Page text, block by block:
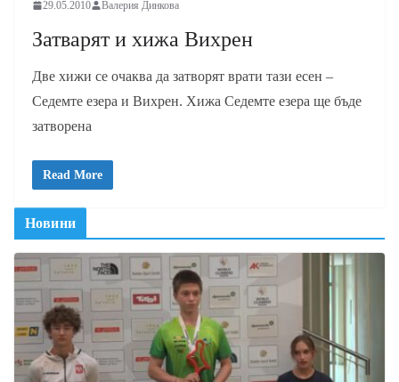
29.05.2010 Валерия Динкова
Затварят и хижа Вихрен
Две хижи се очаква да затворят врати тази есен –
Седемте езера и Вихрен. Хижа Седемте езера ще бъде
затворена
Read More
Новини